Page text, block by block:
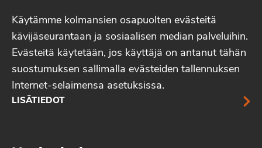
Käytämme kolmansien osapuolten evästeitä
kävijäseurantaan ja sosiaalisen median palveluihin.
Evästeitä käytetään, jos käyttäjä on antanut tähän
suostumuksen sallimalla evästeiden tallennuksen
Internet-selaimensa asetuksissa.
LISÄTIEDOT